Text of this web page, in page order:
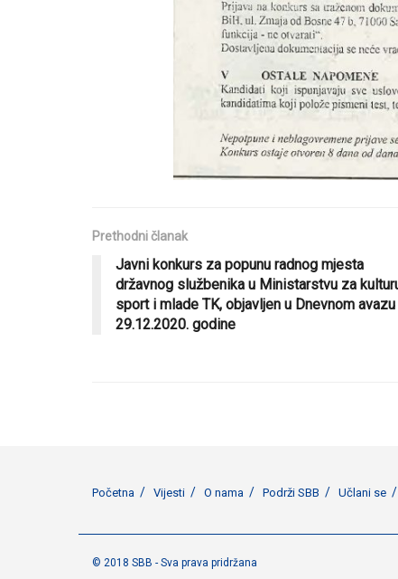
Prethodni članak
Javni konkurs za popunu radnog mjesta
državnog službenika u Ministarstvu za
sport i mlade TK, objavljen u Dnevnom avazu
29.12.2020. godine
Početna Vijesti O nama Podrži SBB Učlani se
© 2018 SBB - Sva prava pridržana